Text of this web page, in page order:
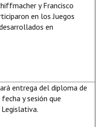
y Francisco
en los Juegos
en
entrega del diploma de
y sesión que